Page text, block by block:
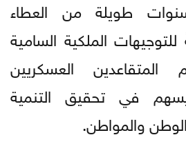
طويلة من العطاء
الملكية السامية
المتقاعدين العسكريين
في تحقيق التنمية
والمواطن.